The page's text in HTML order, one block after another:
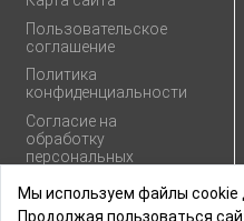
Пользовательское
соглашение
Политика
конфиденциальности
Согласие на
обработку
персональных
Мы используем файлы cookie
Продолжая пользоваться